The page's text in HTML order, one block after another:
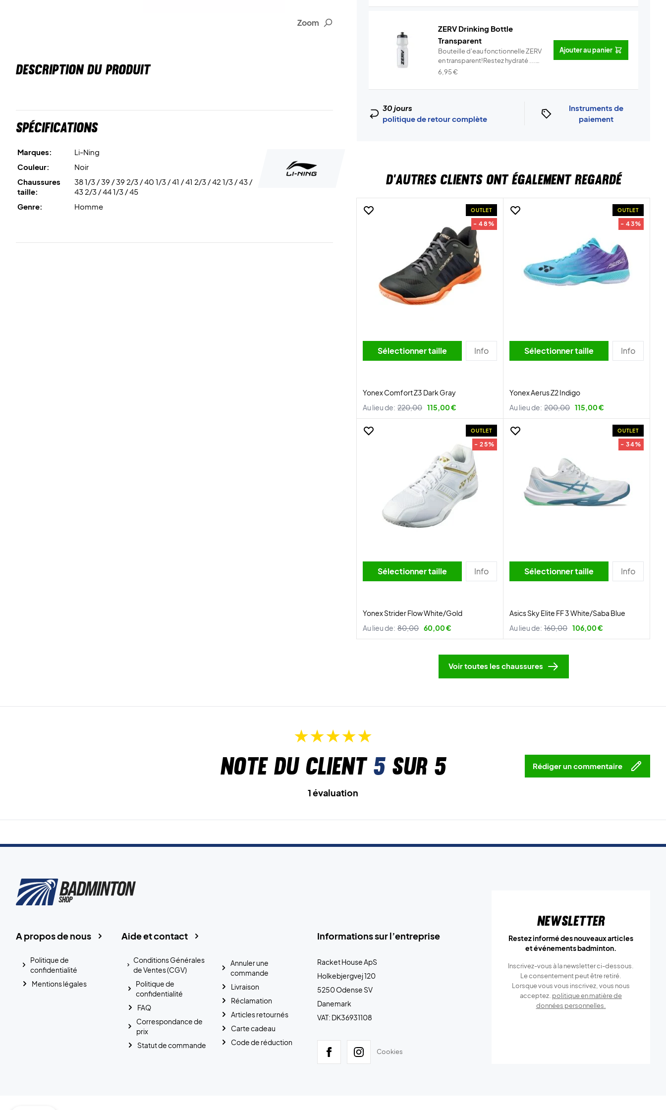
Zoom
DESCRIPTION DU PRODUIT
Spécifications
Marques:
Li-Ning
Couleur:
Noir
Chaussures
taille:
38 1/3 / 39 / 39 2/3 / 40 1/3 / 41 / 41 2/3 / 42 1/3 / 43 /
43 2/3 / 44 1/3 / 45
Genre:
Homme
ZERV Drinking Bottle
Transparent
Bouteille d'eau fonctionnelle ZERV
en transparent!Restez hydraté ...
Info
6,95€
Ajouter au panier
30 jours
politique de retour complète
Instruments de
paiement
D'AUTRES CLIENTS ONT ÉGALEMENT REGARDÉ
OUTLET
- 48%
Sélectionner taille Info
Yonex Comfort Z3 Dark Gray
Au lieu de: 220,00 115,00 €
OUTLET
- 43%
Sélectionner taille Info
Yonex Aerus Z2 Indigo
Au lieu de: 200,00 115,00 €
OUTLET
- 25%
Sélectionner taille Info
Yonex Strider Flow White/Gold
Au lieu de: 80,00 60,00 €
OUTLET
- 34%
Sélectionner taille Info
Asics Sky Elite FF 3 White/Saba Blue
Au lieu de: 160,00 106,00 €
Voir toutes les chaussures
Note du client 5sur 5 Rédiger un commentaire
1 évaluation
Informations sur l’entreprise
Racket House ApS
Holkebjergvej 120
5250 Odense SV
Danemark
VAT: DK36931108
Cookies
Aide et contact
Conditions Générales
de Ventes (CGV)
Politique de
confidentialité
FAQ
Correspondance de
prix
Statut de commande
Annuler une
commande
Livraison
Réclamation
Articles retournés
Carte cadeau
Code de réduction
A propos de nous
Politique de
confidentialité
Mentions légales
Newsletter
Restez informé des nouveaux articles
et événements badminton.
Inscrivez-vous à la newsletter ci-dessous.
Le consentement peut être retiré.
Lorsque vous vous inscrivez, vous nous
acceptez. politique en matière de
données personnelles.